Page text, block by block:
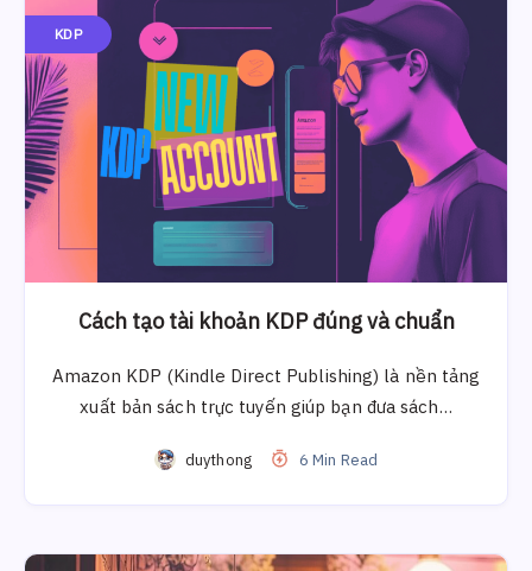
KDP
Cách tạo tài khoản KDP đúng và chuẩn
Amazon KDP (Kindle Direct Publishing) là nền tảng
xuất bản sách trực tuyến giúp bạn đưa sách…
duythong 6 Min Read